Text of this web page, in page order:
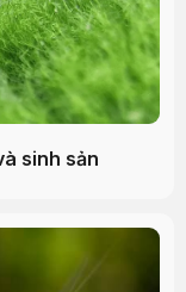
sinh sản